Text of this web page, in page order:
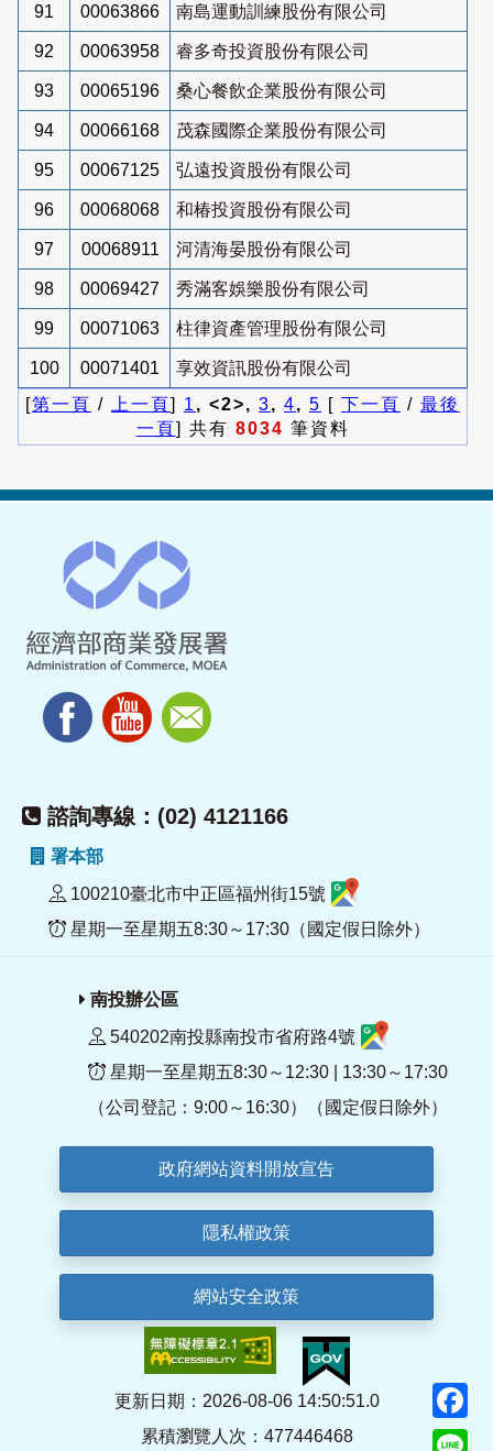
91 00063866 南島運動訓練股份有限公司
92 00063958 睿多奇投資股份有限公司
93 00065196 桑心餐飲企業股份有限公司
94 00066168 茂森國際企業股份有限公司
95 00067125 弘遠投資股份有限公司
96 00068068 和椿投資股份有限公司
97 00068911 河清海晏股份有限公司
98 00069427 秀滿客娛樂股份有限公司
99 00071063 柱律資產管理股份有限公司
100 00071401
享效資訊股份有限公司
[第一頁 / 上一頁] 1 , <2>, 3, 4, 5 [ 下一頁 / 最後
一頁] 共有 8034 筆資料
諮詢專線：(02) 4121166
署本部
100210臺北市中正區福州街15號
星期一至星期五8:30～17:30（國定假日除外）
南投辦公區
540202南投縣南投市省府路4號
星期一至星期五8:30～12:30 | 13:30～17:30
（公司登記：9:00～16:30）（國定假日除外）
政府網站資料開放宣告
隱私權政策
網站安全政策
更新日期：2026-08-06 14:50:51.0
累積瀏覽人次：477446468